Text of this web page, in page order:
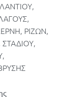
ΡΙΖΩΝ,